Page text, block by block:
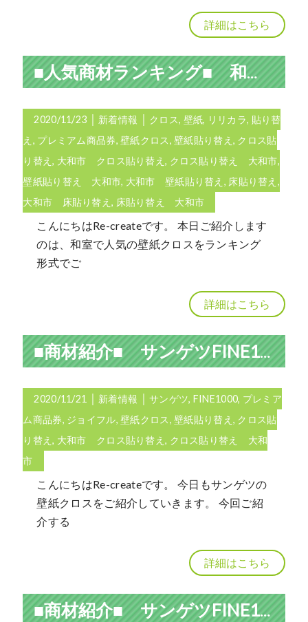
詳細はこちら
■人気商材ランキング■ 和室の壁紙クロス編
2020/11/23 新着情報 クロス, 壁紙, リリカラ, 貼り替
え , プレミアム商品券,壁紙クロス,壁紙貼り替え , クロス貼
り替え, 大和市 クロス貼り替え , クロス貼り替え 大和市,
壁紙貼り替え 大和市, 大和市 壁紙貼り替え , 床貼り替え ,
大和市 床貼り替え , 床貼り替え 大和市
こんにちはRe-createです。 本日ご紹介します
のは、和室で人気の壁紙クロスをランキング
形式でご
詳細はこちら
■商材紹介■ サンゲツFINE1000 「ジョイフル」の壁紙クロスについて
2020/11/21 新着情報 │サンゲツ, FINE1000, プレミア
ム商品券, ジョイフル,壁紙クロス,壁紙貼り替え , クロス貼
り替え, 大和市 クロス貼り替え , クロス貼り替え 大和
市
こんにちはRe-createです。 今日もサンゲツの
壁紙クロスをご紹介していきます。 今回ご紹
介する
詳細はこちら
■商材紹介■ サンゲツFINE1000 デイリーについて